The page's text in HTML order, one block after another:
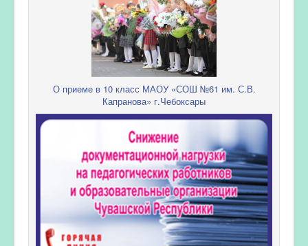
О приеме в 10 класс МАОУ «СОШ №61 им. С.В.
Капранова» г.Чебоксары